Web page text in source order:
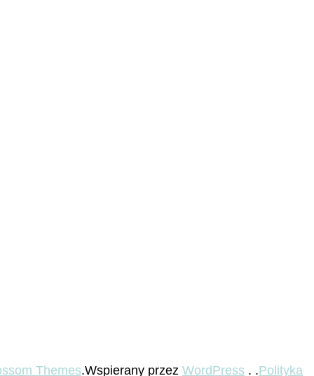
Themes.Wspierany przez WordPress . .Polityka